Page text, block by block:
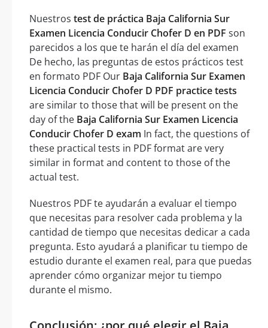
Nuestros test de práctica Baja California Sur
Examen Licencia Conducir Chofer D en PDF son
parecidos a los que te harán el día del examen
De hecho, las preguntas de estos prácticos test
en formato PDF Our Baja California Sur Examen
Licencia Conducir Chofer D PDF practice tests
are similar to those that will be present on the
day of the Baja California Sur Examen Licencia
Conducir Chofer D exam In fact, the questions of
these practical tests in PDF format are very
similar in format and content to those of the
actual test.
Nuestros PDF te ayudarán a evaluar el tiempo
que necesitas para resolver cada problema y la
cantidad de tiempo que necesitas dedicar a cada
pregunta. Esto ayudará a planificar tu tiempo de
estudio durante el examen real, para que puedas
aprender cómo organizar mejor tu tiempo
durante el mismo.